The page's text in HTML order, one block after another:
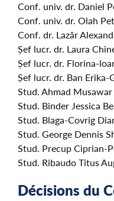
Conf. univ. dr. Daniel
Conf. univ. dr. Olah
Conf. dr. Lazăr
Șef lucr. dr. Laura
Șef lucr. dr. Florina-
Șef lucr. dr. Ban Erika-
Stud. Ahmad Musawar
Stud. Binder Jessica
Stud. Blaga-Covrig
Stud. George Dennis
Stud. Precup Ciprian-
Stud. Ribaudo Titus
Décisions du